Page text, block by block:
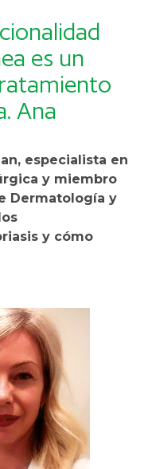
es un
Ana
especialista en
y miembro
Dermatología y
y cómo